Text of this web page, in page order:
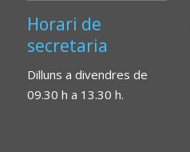
Horari de
secretaria
Dilluns a divendres de
09.30 h a 13.30 h.